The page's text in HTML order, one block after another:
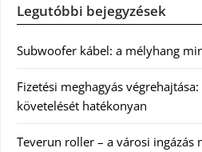
Legutóbbi bejegyzések
Subwoofer kábel: a mélyhang
Fizetési meghagyás
követelését hatékonyan
Teverun roller – a városi ingázás